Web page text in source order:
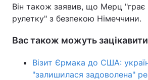
Він також заявив, що Мерц "грає
рулетку" з безпекою Німеччини.
Вас також можуть
Візит Єрмака до США:
"залишилася задоволена"